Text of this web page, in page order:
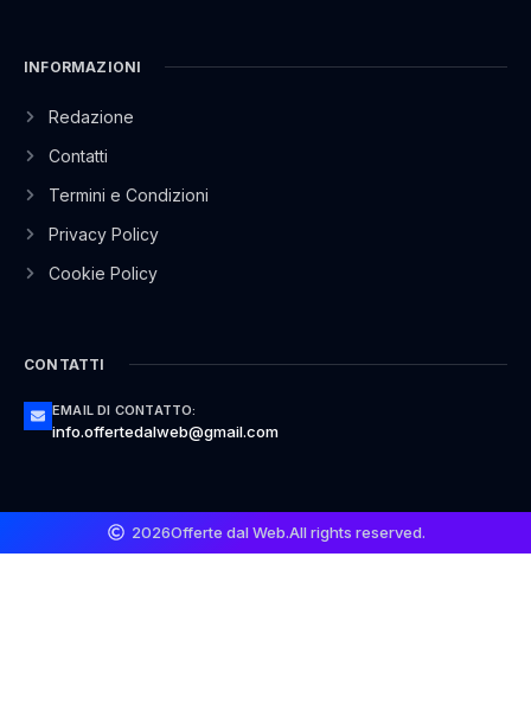
INFORMAZIONI
Redazione
Contatti
Termini e Condizioni
Privacy Policy
Cookie Policy
CONTATTI
EMAIL DI CONTATTO:
info.offertedalweb@gmail.com
2026Offerte dal Web.All rights reserved.